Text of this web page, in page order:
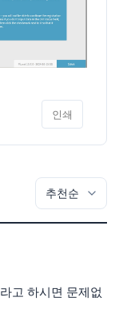
인쇄
고 하시면 문제없